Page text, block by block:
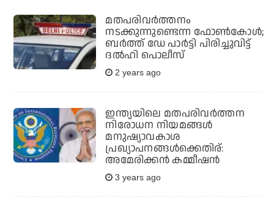
മതപരിവര്‍ത്തനം
നടക്കുന്നുണ്ടെന്ന ഫോണ്‍കോള്‍;
ബര്‍ത്ത് ഡേ പാര്‍ട്ടി പിരിച്ചുവിട്ട്
ദല്‍ഹി പൊലീസ്
2 years ago
ഇന്ത്യയിലെ മതപരിവര്‍ത്തന
നിരോധന നിയമങ്ങള്‍
മനുഷ്യാവകാശ
പ്രഖ്യാപനങ്ങള്‍ക്കെതിര്:
അമേരിക്കന്‍ കമ്മീഷന്‍
3 years ago